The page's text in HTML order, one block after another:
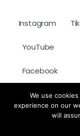
Instagram
YouTube
Facebook
Politika kolačića
Pravila
We use
experience on our
will